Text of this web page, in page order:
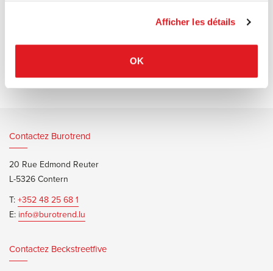
Afficher les détails
OKLine bench Borchure
Contactez Burotrend
20 Rue Edmond Reuter
L-5326 Contern
T:+352 48 25 68 1
E: info@burotrend.lu
Contactez Beckstreetfive